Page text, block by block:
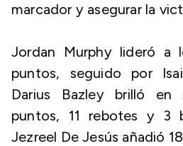
marcador y asegurar la
Jordan Murphy lideró a
puntos, seguido por
Darius Bazley brilló
puntos, 11 rebotes y 3
Jezreel De Jesús añadió